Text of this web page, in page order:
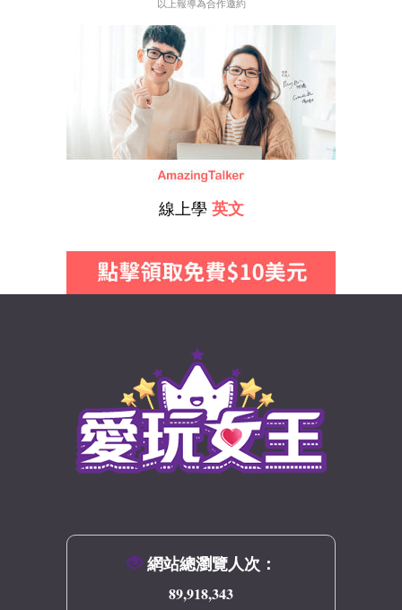
以上報導為合作邀約
線上學 英文
網站總瀏覽人次：
89,918,343